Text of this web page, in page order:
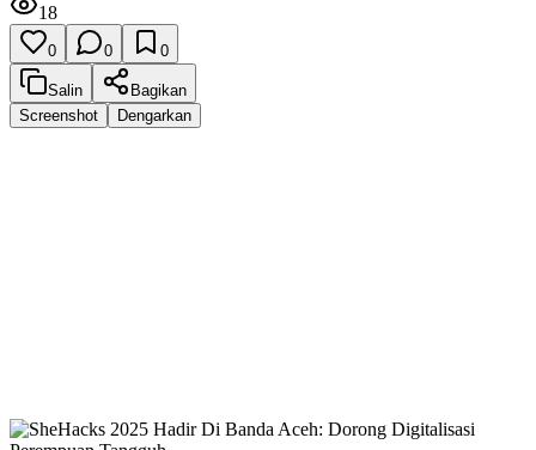
18
0 0 0
Salin
Bagikan
Screenshot
Dengarkan